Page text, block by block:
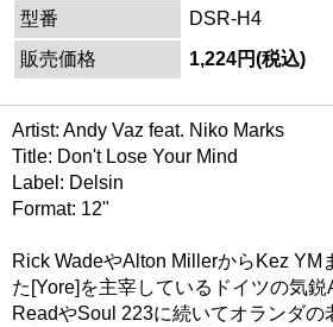
型番
DSR-H4
販売価格
1,224円(税込)
Artist: Andy Vaz feat. Niko Marks
Title: Don't Lose Your Mind
Label: Delsin
Format: 12"
Rick WadeやAlton MillerからKez YM
た[Yore]を主宰しているドイツの気
ReadやSoul 223に続いてオランダの